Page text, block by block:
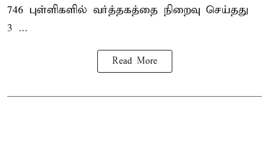
746 புள்ளிகளில் வர்த்தகத்தை நிறைவு செய்தது
3 ...
Read More